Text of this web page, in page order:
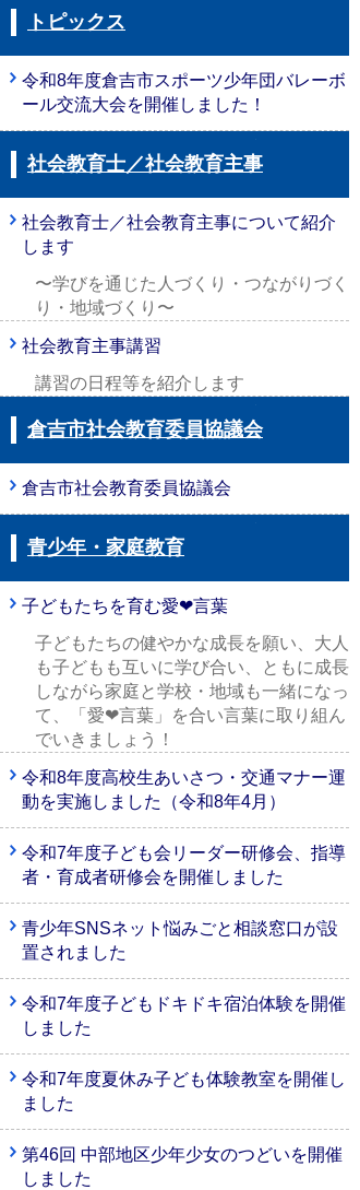
トピックス
令和8年度倉吉市スポーツ少年団バレーボ
ール交流大会を開催しました！
社会教育士／社会教育主事
社会教育士／社会教育主事について紹介
します
〜学びを通じた人づくり・つながりづく
り・地域づくり〜
社会教育主事講習
講習の日程等を紹介します
倉吉市社会教育委員協議会
倉吉市社会教育委員協議会
青少年・家庭教育
子どもたちを育む愛❤言葉
子どもたちの健やかな成長を願い、大人
も子どもも互いに学び合い、ともに成長
しながら家庭と学校・地域も一緒になっ
て、「愛❤言葉」を合い言葉に取り組ん
でいきましょう！
令和8年度高校生あいさつ・交通マナー運
動を実施しました（令和8年4月）
令和7年度子ども会リーダー研修会、指導
者・育成者研修会を開催しました
青少年SNSネット悩みごと相談窓口が設
置されました
令和7年度子どもドキドキ宿泊体験を開催
しました
令和7年度夏休み子ども体験教室を開催し
ました
第46回 中部地区少年少女のつどいを開催
しました